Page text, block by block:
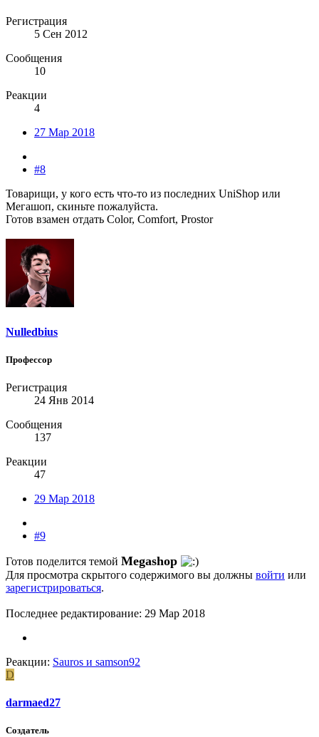
Регистрация
5 Сен 2012
Сообщения
10
Реакции
4
27 Мар 2018
#8
Товарищи, у кого есть что-то из последних UniShop или
Мегашоп, скиньте пожалуйста.
Готов взамен отдать Color, Comfort, Prostor
Nulledbius
Профессор
Регистрация
24 Янв 2014
Сообщения
137
Реакции
47
29 Мар 2018
#9
Готов поделится темой Megashop
Для просмотра скрытого содержимого вы должны войти или
зарегистрироваться.
Последнее редактирование: 29 Мар 2018
Реакции: Sauros и samson92
D
darmaed27
Создатель